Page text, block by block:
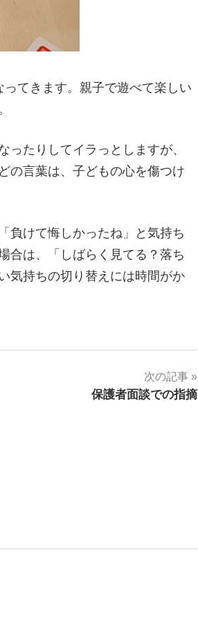
てきます。親子で遊べて楽しい
たりしてイラっとしますが、
の言葉は、子どもの心を傷つけ
負けて悔しかったね」と気持ち
合は、「しばらく見てる？落ち
気持ちの切り替えには時間がか
次の記事
保護者面談での指摘